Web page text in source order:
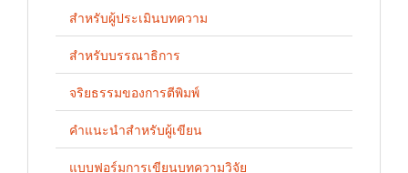
สำหรับผู้ประเมินบทความ
สำหรับบรรณาธิการ
จริยธรรมของการตีพิมพ์
คำแนะนำสำหรับผู้เขียน
แบบฟอร์มการเขียนบทความวิจัย